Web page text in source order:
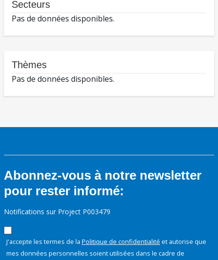
Secteurs
Pas de données disponibles.
Thèmes
Pas de données disponibles.
Abonnez-vous à notre newsletter
pour rester informé:
Notifications sur Project P003479
J'accepte les termes de la Politique de confidentialité et autorise que
mes données personnelles soient utilisées dans le cadre de